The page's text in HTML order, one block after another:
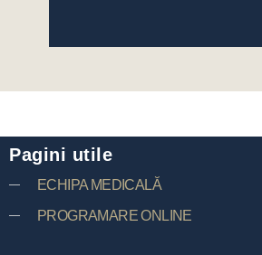
Pagini utile
ECHIPA MEDICALĂ
PROGRAMARE ONLINE